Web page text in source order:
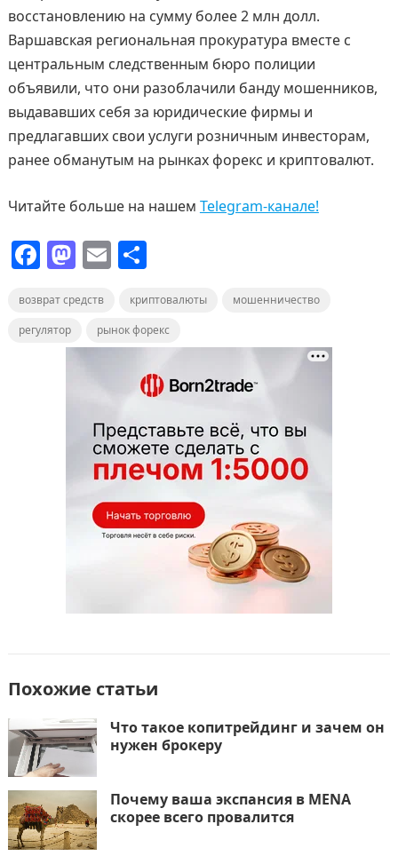
восстановлению на сумму более 2 млн долл.
Варшавская региональная прокуратура вместе с
центральным следственным бюро полиции
объявили, что они разоблачили банду мошенников,
выдававших себя за юридические фирмы и
предлагавших свои услуги розничным инвесторам,
ранее обманутым на рынках форекс и криптовалют.
Читайте больше на нашем Telegram-канале!
F
c
e
M
st
o
d
E
ai
l
О
п
р
а
в
и
т
ь
возврат средств криптовалюты
мошенничество
регулятор
рынок форекс
Похожие статьи
Что такое копитрейдинг и зачем он
нужен брокеру
Почему ваша экспансия в MENA
скорее всего провалится